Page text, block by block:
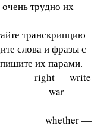
трудно их
транскрипцию
слова и фразы с
их парами.
— write
—
—